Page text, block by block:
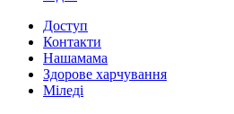
Доступ
Контакти
Нашамама
Здорове харчування
Міледі